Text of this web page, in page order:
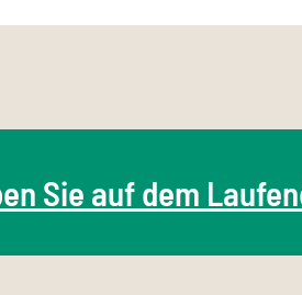
Sie auf dem